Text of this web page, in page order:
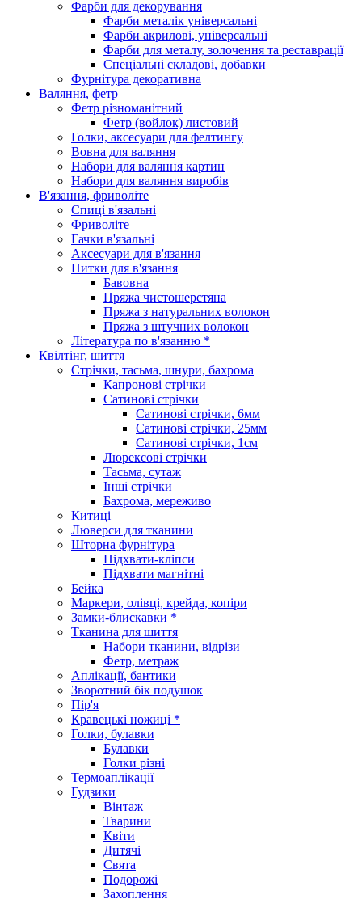
Фарби для декорування
Фарби металік універсальні
Фарби акрилові, універсальні
Фарби для металу, золочення та реставрації
Спеціальні складові, добавки
Фурнітура декоративна
Валяння, фетр
Фетр різноманітний
Фетр (войлок) листовий
Голки, аксесуари для фелтингу
Вовна для валяння
Набори для валяння картин
Набори для валяння виробів
В'язання, фриволіте
Спиці в'язальні
Фриволіте
Гачки в'язальні
Аксесуари для в'язання
Нитки для в'язання
Бавовна
Пряжа чистошерстяна
Пряжа з натуральних волокон
Пряжа з штучних волокон
Література по в'язанню *
Квілтінг, шиття
Стрічки, тасьма, шнури, бахрома
Капронові стрічки
Сатинові стрічки
Сатинові стрічки, 6мм
Сатинові стрічки, 25мм
Сатинові стрічки, 1см
Люрексові стрічки
Тасьма, сутаж
Інші стрічки
Бахрома, мереживо
Китиці
Люверси для тканини
Шторна фурнітура
Підхвати-кліпси
Підхвати магнітні
Бейка
Маркери, олівці, крейда, копіри
Замки-блискавки *
Тканина для шиття
Набори тканини, відрізи
Фетр, метраж
Аплікації, бантики
Зворотний бік подушок
Пір'я
Кравецькі ножиці *
Голки, булавки
Булавки
Голки різні
Термоаплікації
Гудзики
Вінтаж
Тварини
Квіти
Дитячі
Свята
Подорожі
Захоплення